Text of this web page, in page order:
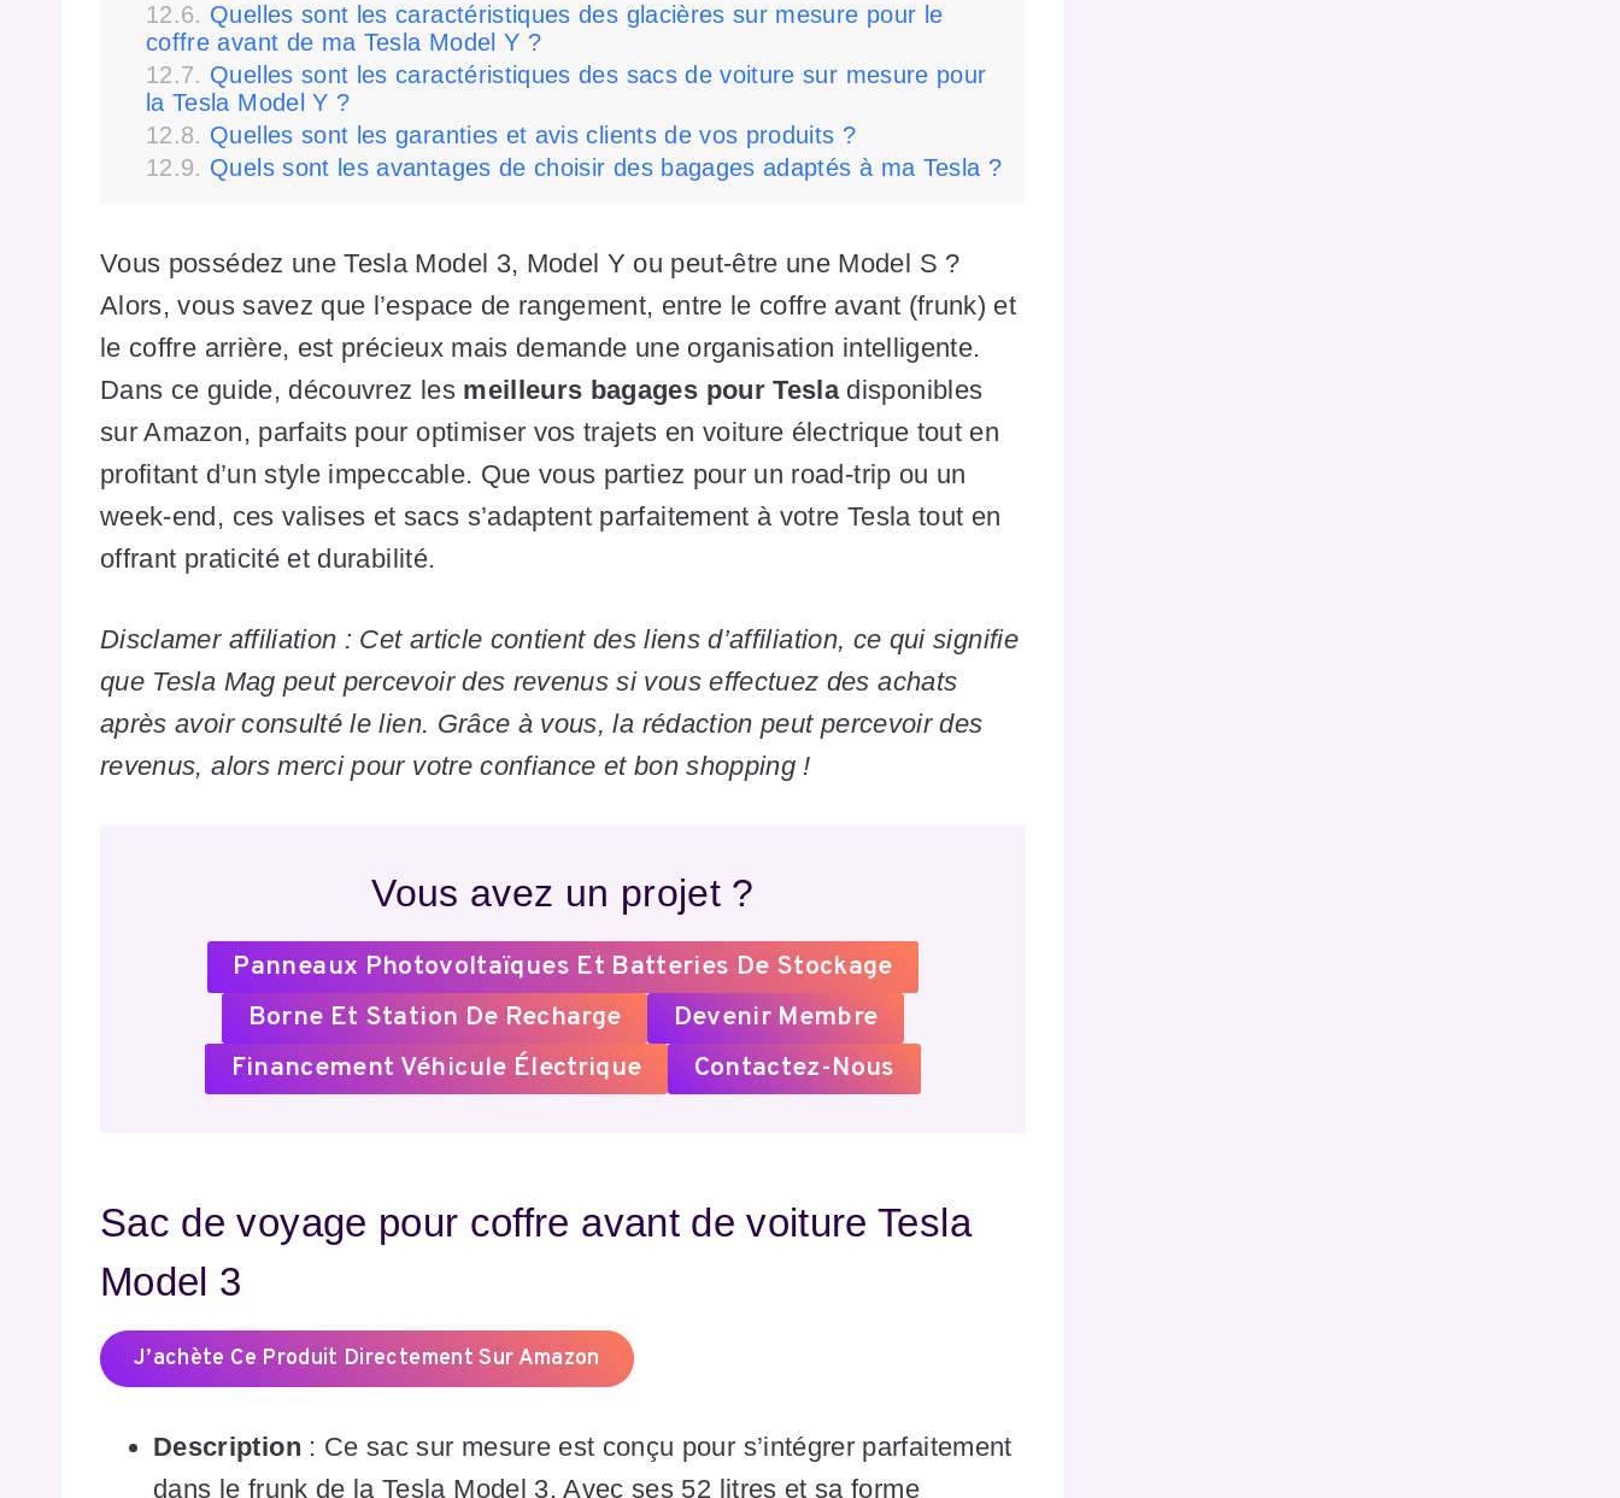
Quelles sont les caractéristiques des glacières sur mesure pour le
coffre avant de ma Tesla Model Y ?
Quelles sont les caractéristiques des sacs de voiture sur mesure pour
la Tesla Model Y ?
Quelles sont les garanties et avis clients de vos produits ?
Quels sont les avantages de choisir des bagages adaptés à ma Tesla ?
Vous possédez une Tesla Model 3, Model Y ou peut-être une Model S ?
Alors, vous savez que l’espace de rangement, entre le coffre avant (frunk) et
le coffre arrière, est précieux mais demande une organisation intelligente.
Dans ce guide, découvrez les meilleurs bagages pour Tesladisponibles
sur Amazon, parfaits pour optimiser vos trajets en voiture électrique tout en
profitant d’un style impeccable. Que vous partiez pour un road-trip ou un
week-end, ces valises et sacs s’adaptent parfaitement à votre Tesla tout en
offrant praticité et durabilité.
Disclamer affiliation : Cet article contient des liens d’affiliation, ce qui signifie
que Tesla Mag peut percevoir des revenus si vous effectuez des achats
après avoir consulté le lien. Grâce à vous, la rédaction peut percevoir des
revenus, alors merci pour votre confiance et bon shopping !
Vous avez un projet ?
Panneaux Photovoltaïques Et Batteries De Stockage
Borne Et Station De Recharge
Devenir Membre
Financement Véhicule Électrique
Contactez-Nous
Sac de voyage pour coffre avant de voiture Tesla
Model 3
J’achète Ce Produit Directement Sur Amazon
Description : Ce sac sur mesure est conçu pour s’intégrer parfaitement
dans le frunk de la Tesla Model 3. Avec ses 52 litres et sa forme